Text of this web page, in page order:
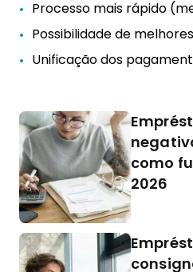
Processo mais rápido
Possibilidade de
Unificação dos
como
2026